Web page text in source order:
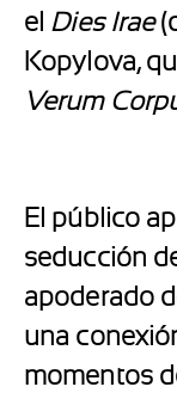
el Dies Irae
Kopylova,
Verum
El público
seducción
apoderado
una
momentos